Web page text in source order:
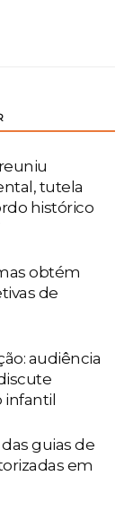
tutela
histórico
obtém
de
audiência
infantil
das guias de
em